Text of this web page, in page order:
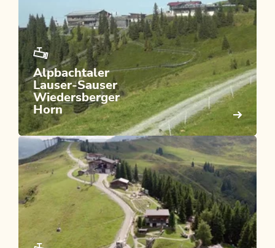
Alpbachtaler
Lauser-Sauser
Wiedersberger
Horn